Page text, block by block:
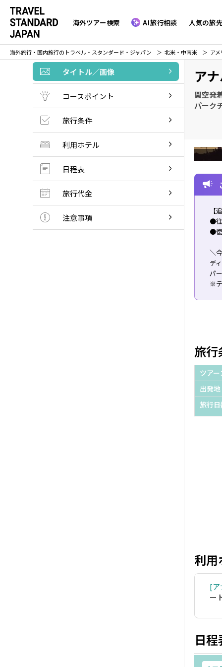
海外ツアー検索 AI旅行相談 人気の旅
海外旅行・国内旅行のトラベル・スタンダード・ジャパン 北米・中南米 ア
タイトル／画像
コースポイント
旅行条件
利用ホテル
日程表
旅行代金
注意事項
ア
関空発
パーク
【
●往
●復
＼
デ
パ
※
旅行
ツア
出発地
旅行
利用
ー
日程